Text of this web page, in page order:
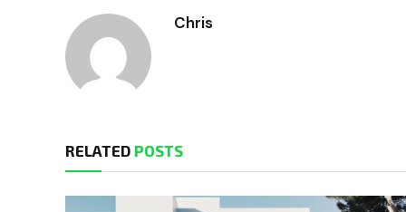
Chris
RELATED POSTS